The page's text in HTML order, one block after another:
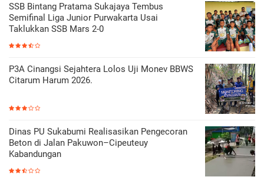
SSB Bintang Pratama Sukajaya Tembus
Semifinal Liga Junior Purwakarta Usai
Taklukkan SSB Mars 2-0
P3A Cinangsi Sejahtera Lolos Uji Monev BBWS
Citarum Harum 2026.
Dinas PU Sukabumi Realisasikan Pengecoran
Beton di Jalan Pakuwon–Cipeuteuy
Kabandungan